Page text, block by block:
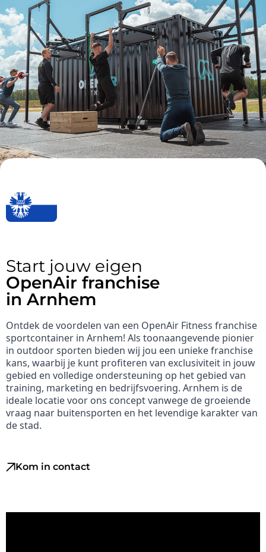
Start jouw eigen
OpenAir franchise
in Arnhem
Ontdek de voordelen van een OpenAir Fitness franchise
sportcontainer in Arnhem! Als toonaangevende pionier
in outdoor sporten bieden wij jou een unieke franchise
kans, waarbij je kunt profiteren van exclusiviteit in jouw
gebied en volledige ondersteuning op het gebied van
training, marketing en bedrijfsvoering. Arnhem is de
ideale locatie voor ons concept vanwege de groeiende
vraag naar buitensporten en het levendige karakter van
de stad.
Kom in contact